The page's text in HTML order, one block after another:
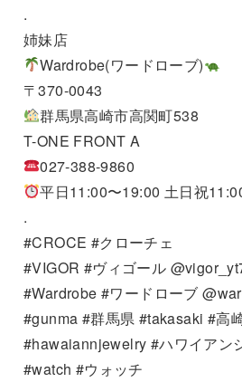
.
姉妹店
Wardrobe(ワードローブ)
〒370-0043
群馬県高崎市高関町538
T-ONE FRONT A
027-388-9860
平日11:00〜19:00 土日祝
.
#CROCE #クローチェ
#VIGOR #ヴィゴール
#Wardrobe #ワードローブ
#gunma #群馬県 #takasaki #高
#hawaiannjewelry #ハワイアン
#watch #ウォッチ